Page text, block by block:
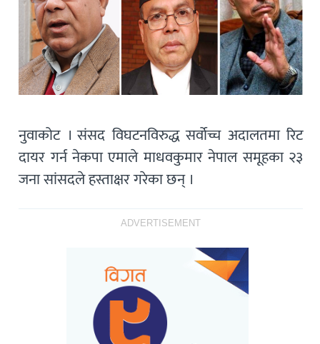
नुवाकोट । संसद विघटनविरुद्ध सर्वोच्च अदालतमा रिट
दायर गर्न नेकपा एमाले माधवकुमार नेपाल समूहका २३
जना सांसदले हस्ताक्षर गरेका छन् ।
ADVERTISEMENT